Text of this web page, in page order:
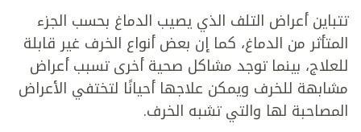
تتباين أعراض التلف الذي يصيب الدماغ بحسب الجزء
المتأثر من الدماغ، كما إن بعض أنواع الخرف غير قابلة
للعلاج، بينما توجد مشاكل صحية أخرى تسبب أعراض
مشابهة للخرف ويمكن علاجها أحيانًا لتختفي الأعراض
المصاحبة لها والتي تشبه الخرف.